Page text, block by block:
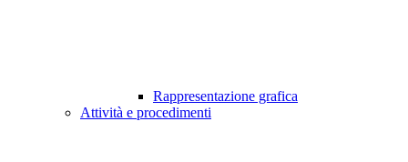
Rappresentazione grafica
Attività e procedimenti